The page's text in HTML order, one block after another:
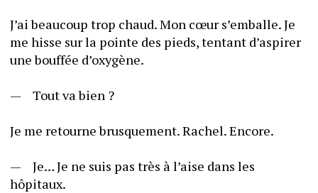
J’ai beaucoup trop chaud. Mon cœur s’emballe. Je
me hisse sur la pointe des pieds, tentant d’aspirer
—	Tout va bien ?
Je me retourne brusquement. Rachel. Encore.
—	Je… Je ne suis pas très à l’aise dans les
hôpitaux.